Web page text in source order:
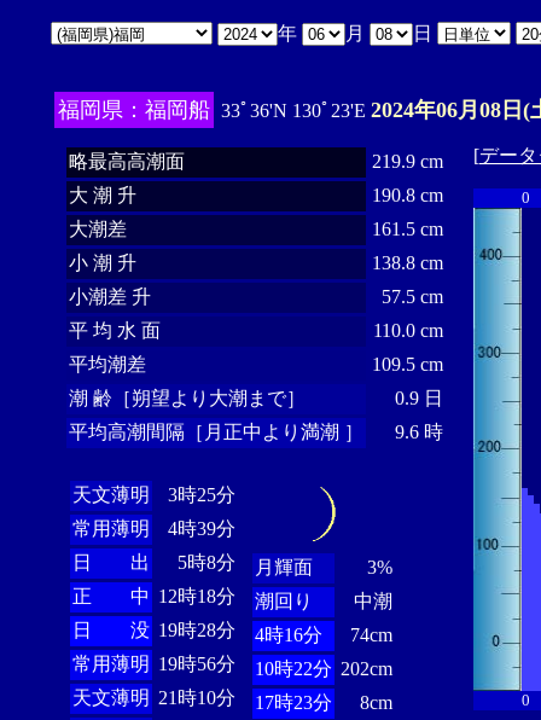
年 月 日
福岡県：福岡船 33ﾟ36'N 130ﾟ23'E 2024年06月08日(
略最高高潮面
219.9 cm
大 潮 升
190.8 cm
大潮差
161.5 cm
小 潮 升
138.8 cm
小潮差 升
57.5 cm
平 均 水 面
110.0 cm
平均潮差
109.5 cm
潮 齢［朔望より大潮まで］
0.9 日
平均高潮間隔［月正中より満潮 ］
9.6 時
天文薄明
3時25分
常用薄明
4時39分
日 出
5時8分
正 中 12時18分
日 没 19時28分
常用薄明 19時56分
天文薄明 21時10分
月輝面
3%
潮回り
中潮
4時16分
74cm
10時22分 202cm
17時23分
8cm
[デー
0
0